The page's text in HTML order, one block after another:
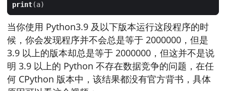
print
当你使用 Python3.9 及以下版本运行这段程序的时
候，你会发现程序并不会总是等于 2000000，但是
3.9 以上的版本却总是等于 2000000，但这并不是说
明 3.9 以上的 Python 不存在数据竞争的问题，在任
何 CPython 版本中，该结果都没有官方背书，具体